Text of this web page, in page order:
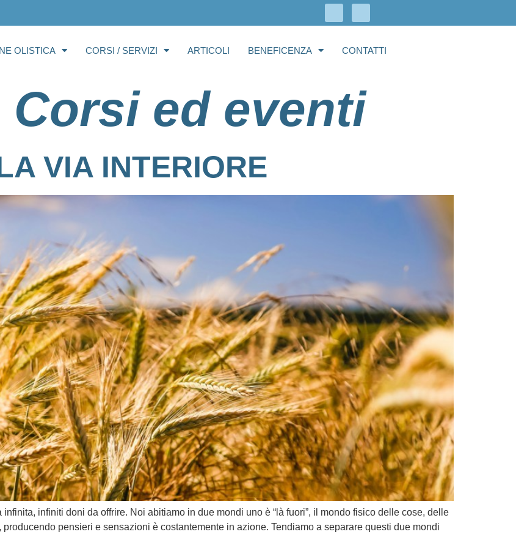
OLISTICA CORSI / SERVIZI ARTICOLI BENEFICENZA CONTATTI
Corsi ed eventi
VIA INTERIORE
infiniti doni da offrire. Noi abitiamo in due mondi uno è “là fuori”, il mondo fisico delle cose, delle
producendo pensieri e sensazioni è costantemente in azione. Tendiamo a separare questi due mondi